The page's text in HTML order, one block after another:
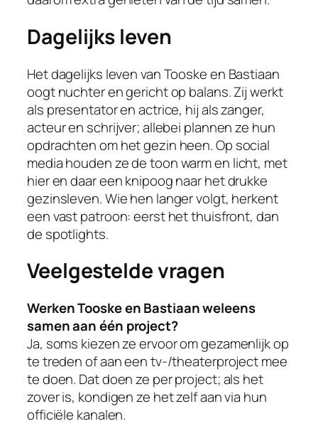
Dagelijks leven
Het dagelijks leven van Tooske en Bastiaan
oogt nuchter en gericht op balans. Zij werkt
als presentator en actrice, hij als zanger,
acteur en schrijver; allebei plannen ze hun
opdrachten om het gezin heen. Op social
media houden ze de toon warm en licht, met
hier en daar een knipoog naar het drukke
gezinsleven. Wie hen langer volgt, herkent
een vast patroon: eerst het thuisfront, dan
de spotlights.
Veelgestelde vragen
Werken Tooske en Bastiaan weleens
samen aan één project?
Ja, soms kiezen ze ervoor om gezamenlijk op
te treden of aan een tv-/theaterproject mee
te doen. Dat doen ze per project; als het
zover is, kondigen ze het zelf aan via hun
officiële kanalen.